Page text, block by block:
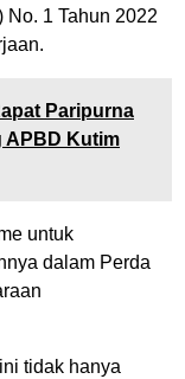
1 Tahun 2022
Paripurna
APBD Kutim
untuk
dalam Perda
tidak hanya